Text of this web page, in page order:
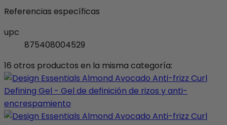
Referencias específicas
upc
875408004529
16 otros productos en la misma categoría: